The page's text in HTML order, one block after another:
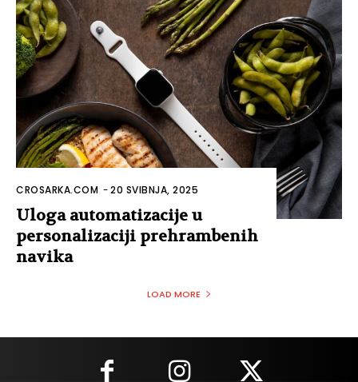
CROSARKA.COM -20 SVIBNJA, 2025
Uloga automatizacije u
personalizaciji prehrambenih
navika
LOAD MORE